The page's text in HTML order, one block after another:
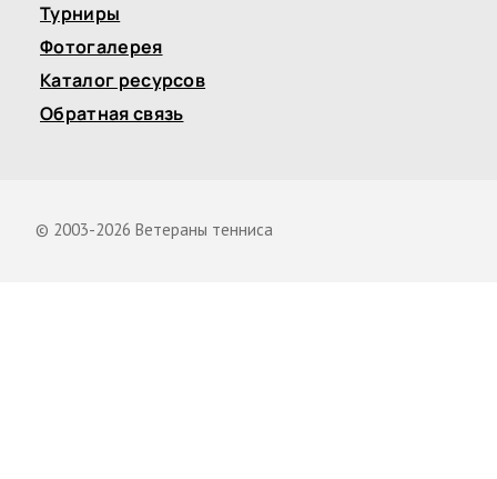
Турниры
Фотогалерея
Каталог ресурсов
Обратная связь
© 2003-2026 Ветераны тенниса